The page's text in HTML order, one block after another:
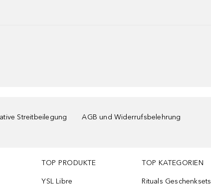
Streitbeilegung
AGB und Widerrufsbelehrung
TOP PRODUKTE
YSL Libre
TOP KATEGORIEN
Rituals Geschenksets